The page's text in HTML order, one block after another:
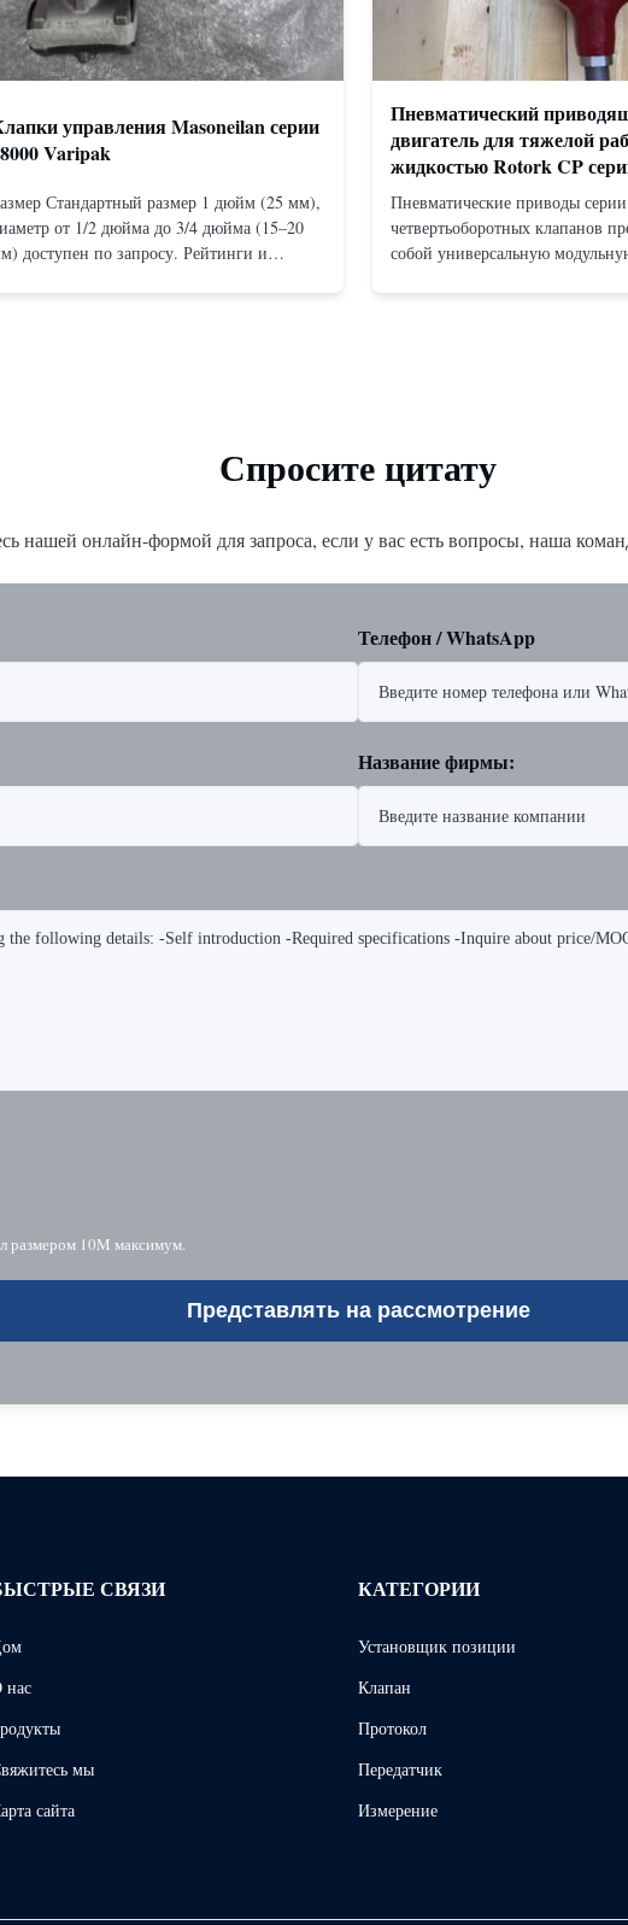
управления Masoneilan серии
Varipak
Стандартный размер 1 дюйм (25 мм),
от 1/2 дюйма до 3/4 дюйма (15–20
доступен по запросу. Рейтинги и
Пневматический
двигатель для тяжелой
жидкостью Rotork CP
Пневматические приводы
четвертьоборотных клапанов
собой универсальную
Спросите цитату
нашей онлайн-формой для запроса, если у вас есть вопросы, наша
Телефон / WhatsApp
Название фирмы:
размером 10M максимум.
Представлять на рассмотрение
СВЯЗИ
нас
мы
сайта
КАТЕГОРИИ
Установщик позиции
Клапан
Протокол
Передатчик
Измерение